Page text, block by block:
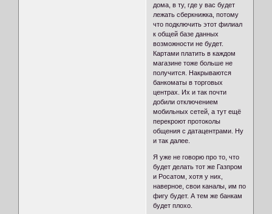
дома, в ту, где у вас будет
лежать сберкнижка, потому
что подключить этот филиал
к общей базе данных
возможности не будет.
Картами платить в каждом
магазине тоже больше не
получится. Накрываются
банкоматы в торговых
центрах. Их и так почти
добили отключением
мобильных сетей, а тут ещё
перекроют протоколы
общения с датацентрами. Ну
и так далее.
Я уже не говорю про то, что
будет делать тот же Газпром
и Росатом, хотя у них,
наверное, свои каналы, им по
фигу будет. А тем же банкам
будет плохо.